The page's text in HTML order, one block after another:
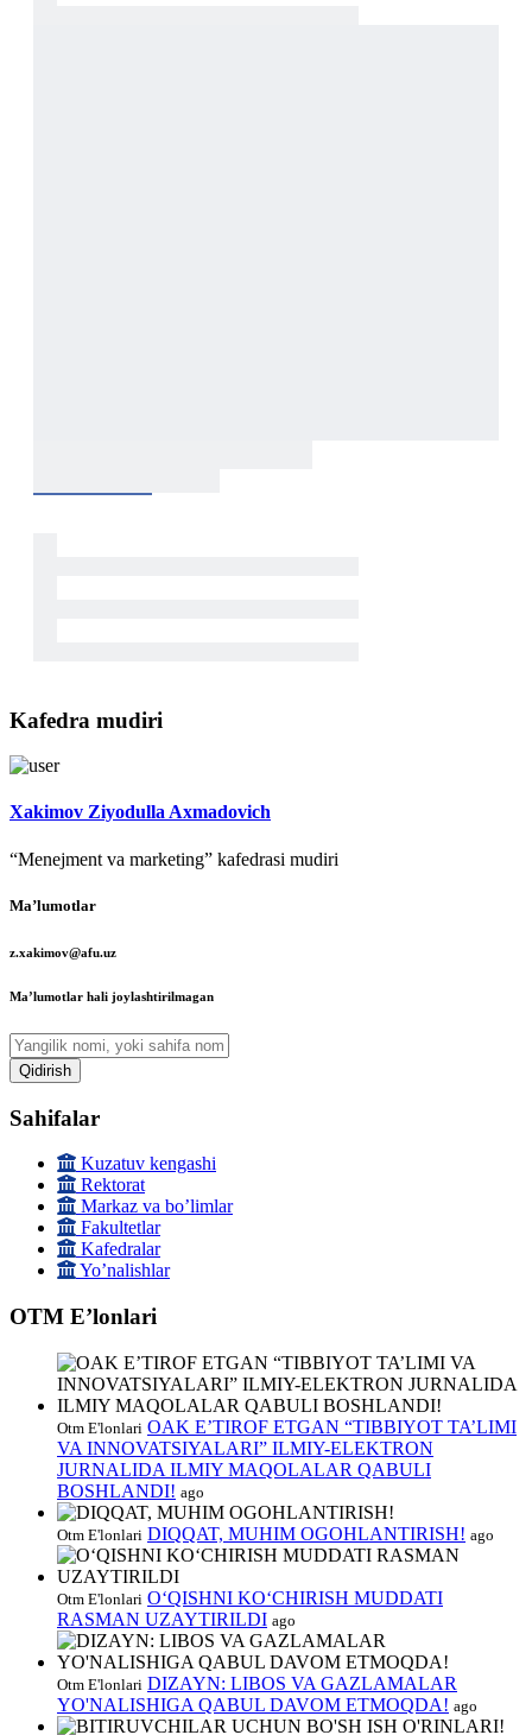
Kafedra mudiri
Xakimov Ziyodulla Axmadovich
“Menejment va marketing” kafedrasi mudiri
Maʼlumotlar
z.xakimov@afu.uz
Maʼlumotlar hali joylashtirilmagan
Qidirish
Sahifalar
Kuzatuv kengashi
Rektorat
Markaz va boʼlimlar
Fakultetlar
Kafedralar
Yoʼnalishlar
OTM Eʼlonlari
Otm E'lonlari OAK E’TIROF ETGAN “TIBBIYOT TA’LIMI
VA INNOVATSIYALARI” ILMIY-ELEKTRON
JURNALIDA ILMIY MAQOLALAR QABULI
BOSHLANDI! ago
Otm E'lonlari DIQQAT, MUHIM OGOHLANTIRISH! ago
Otm E'lonlari O‘QISHNI KO‘CHIRISH MUDDATI
RASMAN UZAYTIRILDI ago
Otm E'lonlari DIZAYN: LIBOS VA GAZLAMALAR
YO'NALISHIGA QABUL DAVOM ETMOQDA! ago